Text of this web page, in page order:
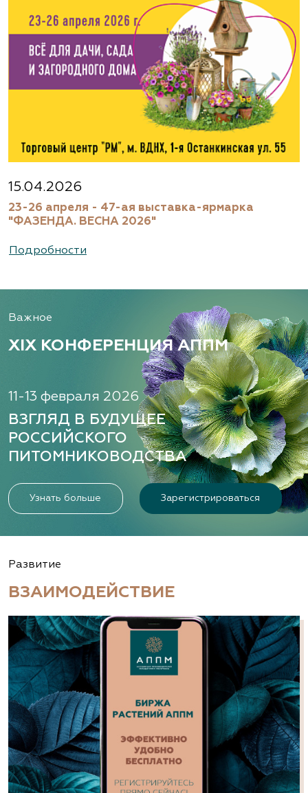
15.04.2026
23-26 апреля - 47-ая выставка-ярмарка
"ФАЗЕНДА. ВЕСНА 2026"
Подробности
Важное
XIX КОНФЕРЕНЦИЯ АППМ
11-13 февраля 2026
ВЗГЛЯД В БУДУЩЕЕ
РОССИЙСКОГО
ПИТОМНИКОВОДСТВА
Узнать больше Зарегистрироваться
Развитие
ВЗАИМОДЕЙСТВИЕ